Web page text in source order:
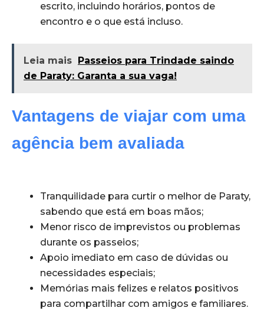
escrito, incluindo horários, pontos de
encontro e o que está incluso.
Leia mais Passeios para Trindade saindo
de Paraty: Garanta a sua vaga!
Vantagens de viajar com uma
agência bem avaliada
Tranquilidade para curtir o melhor de Paraty,
sabendo que está em boas mãos;
Menor risco de imprevistos ou problemas
durante os passeios;
Apoio imediato em caso de dúvidas ou
necessidades especiais;
Memórias mais felizes e relatos positivos
para compartilhar com amigos e familiares.